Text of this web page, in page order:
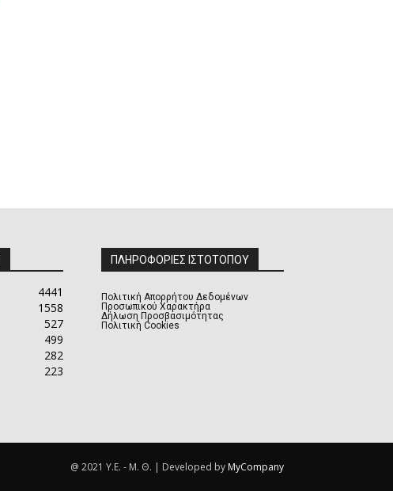
4441
1558
527
499
282
223
ΠΛΗΡΟΦΟΡΙΕΣ ΙΣΤΟΤΟΠΟΥ
Πολιτική Απορρήτου Δεδομένων
Προσωπικού Χαρακτήρα
Δήλωση Προσβασιμότητας
Πολιτική Cookies
@ 2021 Υ.Ε. - Μ. Θ. | Developed by MyCompany